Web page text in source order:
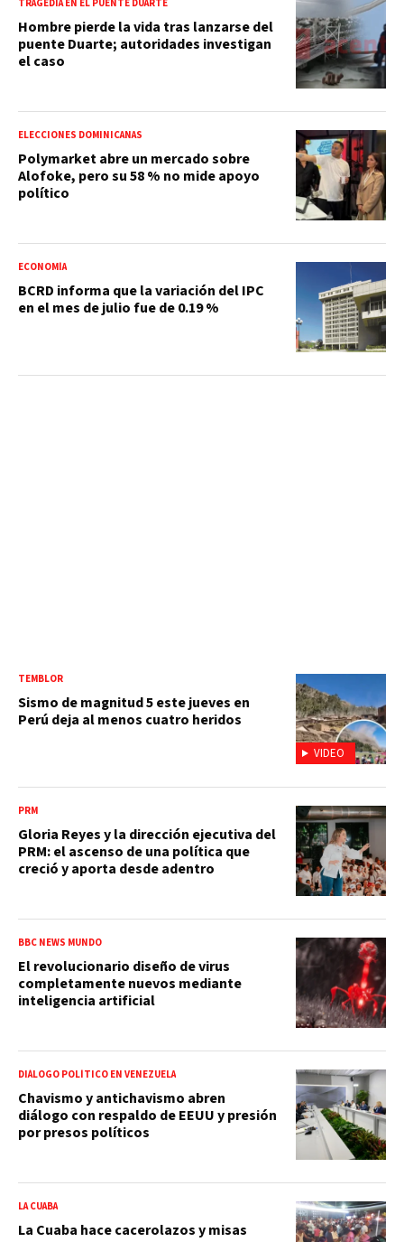
TRAGEDIA EN EL PUENTE DUARTE
Hombre pierde la vida tras lanzarse del
puente Duarte; autoridades investigan
el caso
ELECCIONES DOMINICANAS
Polymarket abre un mercado sobre
Alofoke, pero su 58 % no mide apoyo
político
ECONOMÍA
BCRD informa que la variación del IPC
en el mes de julio fue de 0.19 %
VIDEO
TEMBLOR
Sismo de magnitud 5 este jueves en
Perú deja al menos cuatro heridos
PRM
Gloria Reyes y la dirección ejecutiva del
PRM: el ascenso de una política que
creció y aporta desde adentro
BBC NEWS MUNDO
El revolucionario diseño de virus
completamente nuevos mediante
inteligencia artificial
DIÁLOGO POLÍTICO EN VENEZUELA
Chavismo y antichavismo abren
diálogo con respaldo de EEUU y presión
por presos políticos
LA CUABA
La Cuaba hace cacerolazos y misas